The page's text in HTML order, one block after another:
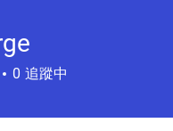
0 追蹤中